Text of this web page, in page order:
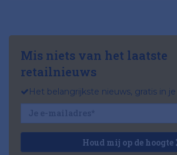
Mis niets van het laatste
retailnieuws
Het belangrijkste nieuws, gratis in
Houd mij op de hoogte